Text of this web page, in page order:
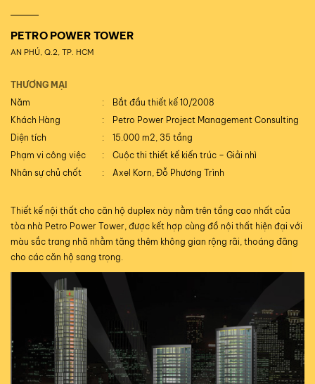
PETRO POWER TOWER
AN PHÚ, Q.2, TP. HCM
THƯƠNG MẠI
Năm
Bắt đầu thiết kế 10/2008
Khách Hàng
Petro Power Project Management Consulting
Diện tích
15.000 m2, 35 tầng
Phạm vi công việc
Cuộc thi thiết kế kiến trúc – Giải nhì
Nhân sự chủ chốt
Axel Korn, Đỗ Phương Trình
Thiết kế nội thất cho căn hộ duplex này nằm trên tầng cao nhất của
tòa nhà Petro Power Tower, được kết hợp cùng đồ nội thất hiện đại với
màu sắc trang nhã nhằm tăng thêm không gian rộng rãi, thoáng đãng
cho các căn hộ sang trọng.